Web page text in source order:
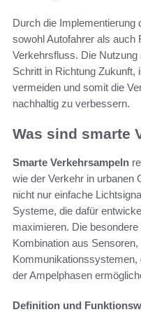
Durch die Implementierung
sowohl Autofahrer als auch
Verkehrsfluss. Die
Schritt in Richtung Zukunft,
vermeiden und somit die
nachhaltig zu verbessern.
Was sind smarte
Smarte Verkehrsampeln
wie der Verkehr in urbanen
nicht nur einfache
Systeme, die dafür
maximieren. Die besondere
Kombination aus
der Ampelphasen
Definition und